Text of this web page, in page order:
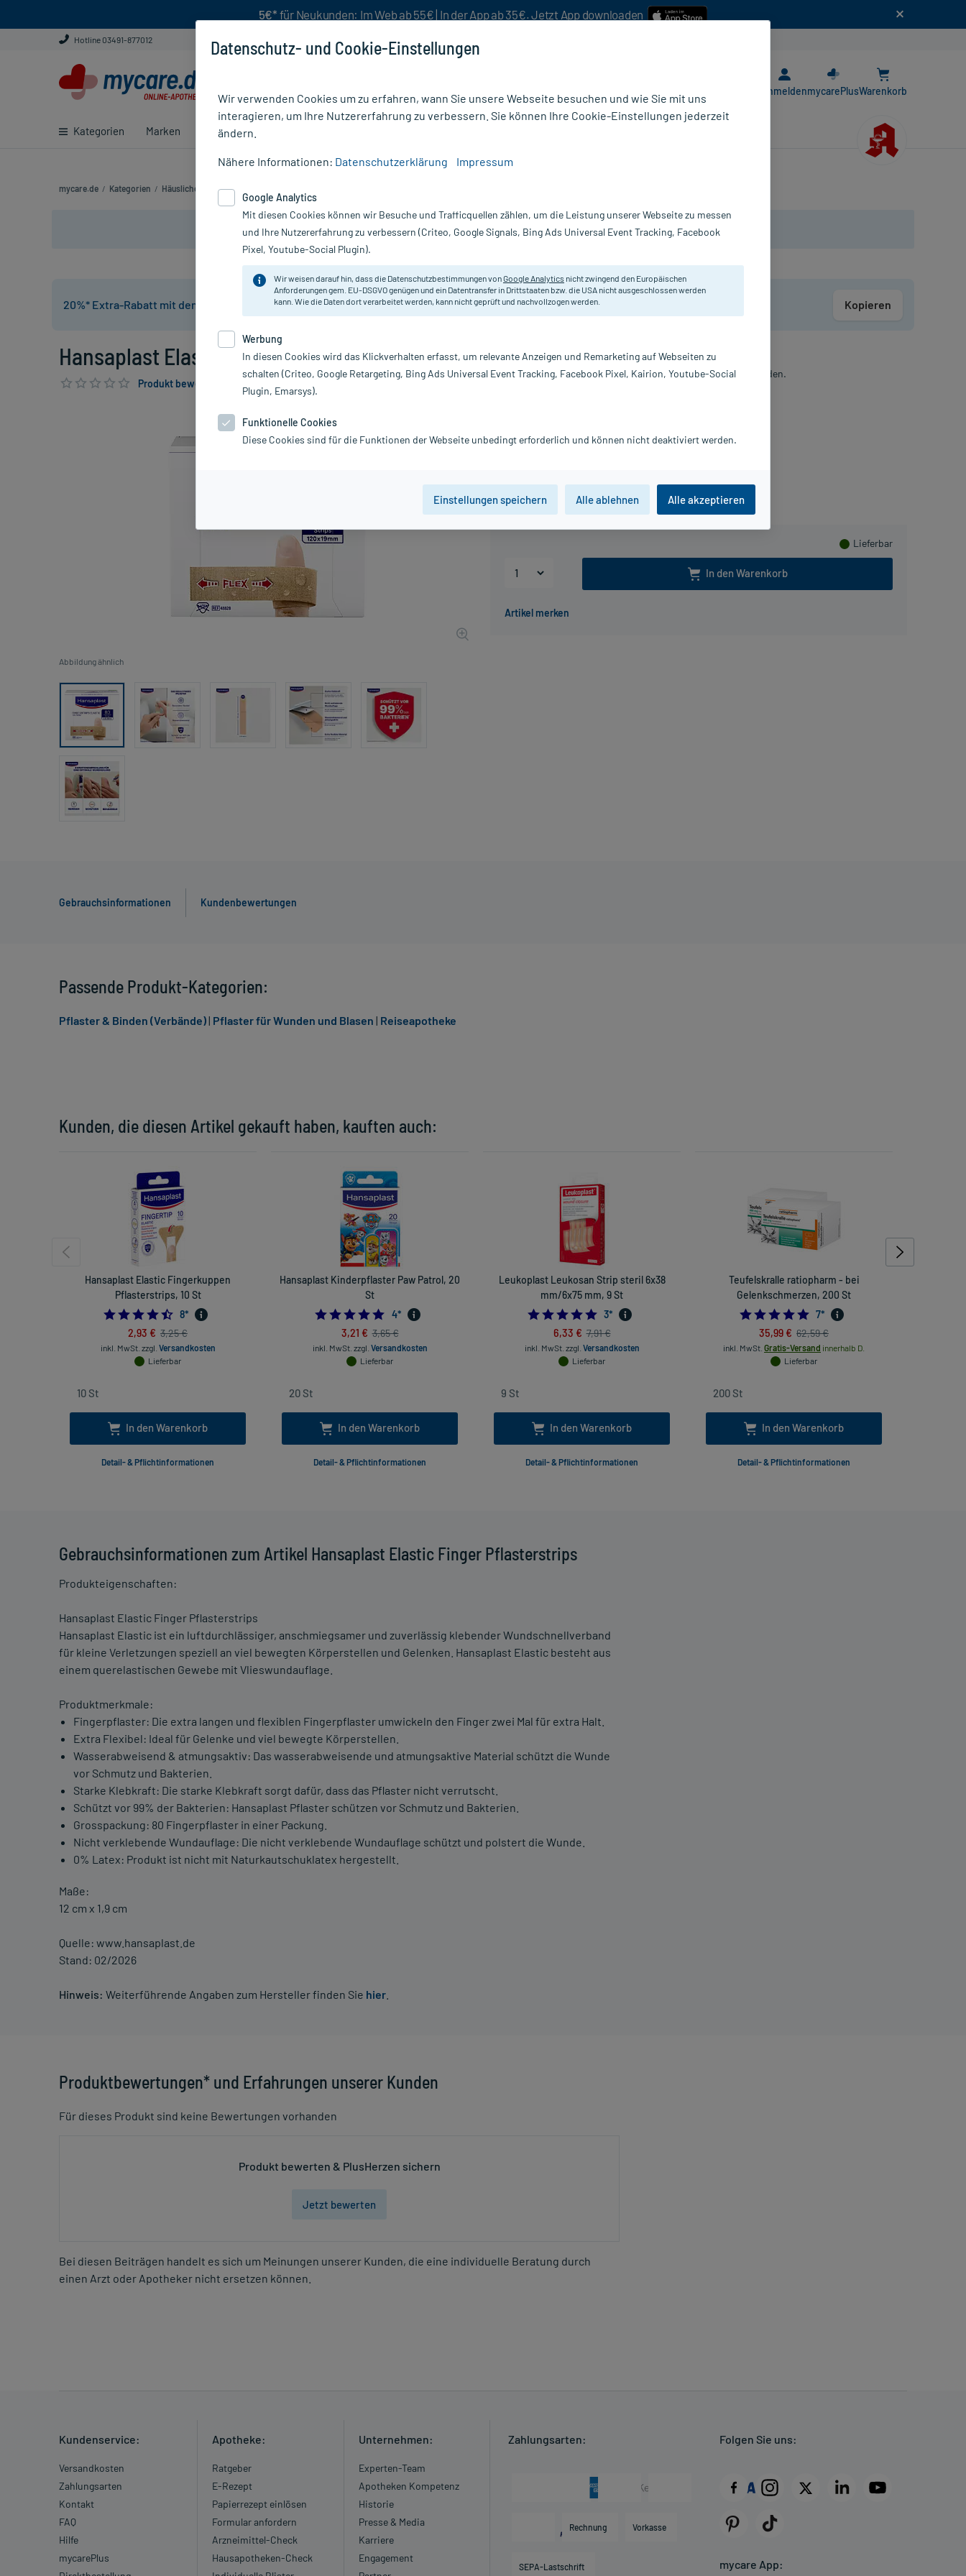
5€* für Neukunden: Im Web ab 55€ | In der App ab 35€. Jetzt App downloaden
Hotline 03491-877012
Kategorien Marken Ratgeber
AnmeldenmycarePlusWarenkorb
mycare.de / Kategorien / Häusliche Pflege / Krankenpflege
Nur für kurze Zeit:Gratis-Versand* ab 19€ Mindestbestellwert!
20%* Extra-Rabatt mit dem Code: Kopieren
Hansaplast Elastic Finger Pflasterstrips, 80 St
Produkt bewerten & PlusHerzen sichern
Abbildung ähnlich
14,29 € 143PlusHerzen sammeln
inkl. MwSt. zzgl. Versandkosten
Lieferbar
In den Warenkorb
Wasserabweisende Pflaster zum flexiblen Schutz für Fingerwunden.
Hersteller:
Beiersdorf AG
Gebrauchsinformationen Kundenbewertungen
Gebrauchsinformationen zum Artikel Hansaplast Elastic Finger Pflasterstrips
Produkteigenschaften:
Hansaplast Elastic Finger Pflasterstrips
Hansaplast Elastic ist ein luftdurchlässiger, anschmiegsamer und zuverlässig klebender Wundschnellverband
für kleine Verletzungen speziell an viel bewegten Körperstellen und Gelenken. Hansaplast Elastic besteht aus
einem querelastischen Gewebe mit Vlieswundauflage.
Produktmerkmale:
Fingerpflaster: Die extra langen und flexiblen Fingerpflaster umwickeln den Finger zwei Mal für extra Halt.
Extra Flexibel: Ideal für Gelenke und viel bewegte Körperstellen.
Wasserabweisend & atmungsaktiv: Das wasserabweisende und atmungsaktive Material schützt die Wunde
vor Schmutz und Bakterien.
Starke Klebkraft: Die starke Klebkraft sorgt dafür, dass das Pflaster nicht verrutscht.
Schützt vor 99% der Bakterien: Hansaplast Pflaster schützen vor Schmutz und Bakterien.
Grosspackung: 80 Fingerpflaster in einer Packung.
Nicht verklebende Wundauflage: Die nicht verklebende Wundauflage schützt und polstert die Wunde.
0% Latex: Produkt ist nicht mit Naturkautschuklatex hergestellt.
Maße:
12 cm x 1,9 cm
Quelle: www.hansaplast.de
Stand: 02/2026
Hinweis: Weiterführende Angaben zum Hersteller finden Sie hier
Produktbewertungen* und Erfahrungen unserer Kunden
Für dieses Produkt sind keine Bewertungen vorhanden
Produkt bewerten & PlusHerzen sichern
Jetzt bewerten
Bei diesen Beiträgen handelt es sich um Meinungen unserer Kunden, die eine individuelle Beratung durch
einen Arzt oder Apotheker nicht ersetzen können.
Kunden, die diesen Artikel gekauft haben, kauften auch:
Hansaplast Elastic Fingerkuppen
Pflasterstrips, 10 St
4.5
8*
2,93 € 3,25 €
inkl. MwSt. zzgl. Versandkosten
Lieferbar
In den Warenkorb
Detail- & Pflichtinformationen
Hansaplast Kinderpflaster Paw Patrol, 20
St
5.0
4*
3,21 € 3,65 €
inkl. MwSt. zzgl. Versandkosten
Lieferbar
In den Warenkorb
Detail- & Pflichtinformationen
Leukoplast Leukosan Strip steril 6x38
mm/6x75 mm, 9 St
5.0
3*
6,33 € 7,91 €
inkl. MwSt. zzgl. Versandkosten
Lieferbar
In den Warenkorb
Detail- & Pflichtinformationen
Teufelskralle ratiopharm - bei
Gelenkschmerzen, 200 St
4.857142857142857
7*
35,99 € 62,59 €
inkl. MwSt. Gratis-Versand innerhalb D.
Lieferbar
In den Warenkorb
Detail- & Pflichtinformationen
Passende Produkt-Kategorien:
Pflaster & Binden (Verbände)| Pflaster für Wunden und Blasen | Reiseapotheke
Kundenservice:
Versandkosten
Zahlungsarten
Kontakt
FAQ
Hilfe
mycarePlus
Apotheke:
Ratgeber
E-Rezept
Papierrezept einlösen
Formular anfordern
Arzneimittel-Check
Hausapotheken-Check
Unternehmen:
Experten-Team
Apotheken Kompetenz
Historie
Presse & Media
Karriere
Engagement
Zahlungsarten:
Rechnung Vorkasse
SEPA-Lastschrift
Folgen Sie uns:
mycare App:
Datenschutz- und Cookie-Einstellungen
Wir verwenden Cookies um zu erfahren, wann Sie unsere Webseite besuchen und wie Sie mit uns
interagieren, um Ihre Nutzererfahrung zu verbessern. Sie können Ihre Cookie-Einstellungen jederzeit
ändern.
Nähere Informationen: Datenschutzerklärung Impressum
Google Analytics
Mit diesen Cookies können wir Besuche und Trafficquellen zählen, um die Leistung unserer Webseite zu messen
und Ihre Nutzererfahrung zu verbessern (Criteo, Google Signals, Bing Ads Universal Event Tracking, Facebook
Pixel, Youtube-Social Plugin).
Wir weisen darauf hin, dass die Datenschutzbestimmungen vonGoogle Analytics nicht zwingend den Europäischen
Anforderungen gem. EU-DSGVO genügen und ein Datentransfer in Drittstaaten bzw. die USA nicht ausgeschlossen werden
kann. Wie die Daten dort verarbeitet werden, kann nicht geprüft und nachvollzogen werden.
Werbung
In diesen Cookies wird das Klickverhalten erfasst, um relevante Anzeigen und Remarketing auf Webseiten zu
schalten (Criteo, Google Retargeting, Bing Ads Universal Event Tracking, Facebook Pixel, Kairion, Youtube-Social
Plugin, Emarsys).
Funktionelle Cookies
Diese Cookies sind für die Funktionen der Webseite unbedingt erforderlich und können nicht deaktiviert werden.
Einstellungen speichern Alle ablehnen Alle akzeptieren